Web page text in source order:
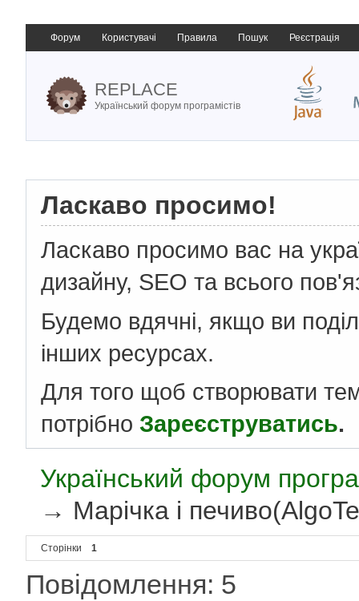
Форум Користувачі Правила Пошук Реєстрація
REPLACE
Український форум програмістів
Ласкаво просимо!
Ласкаво просимо вас на
дизайну, SEO та всього
Будемо вдячні, якщо ви
інших ресурсах.
Для того щоб створювати
потрібно Зареєструватись.
Український форум
→ Марічка і
Сторінки 1
Повідомлення: 5